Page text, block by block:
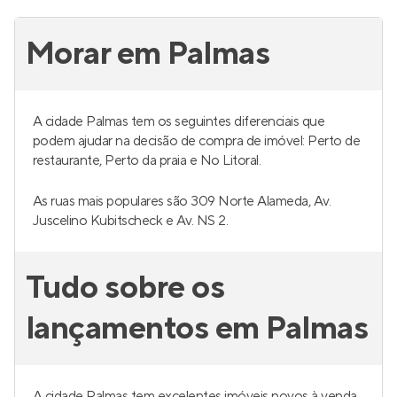
Morar em Palmas
A cidade Palmas tem os seguintes diferenciais que
podem ajudar na decisão de compra de imóvel: Perto de
restaurante, Perto da praia e No Litoral.
As ruas mais populares são 309 Norte Alameda, Av.
Juscelino Kubitscheck e Av. NS 2.
Tudo sobre os
lançamentos em Palmas